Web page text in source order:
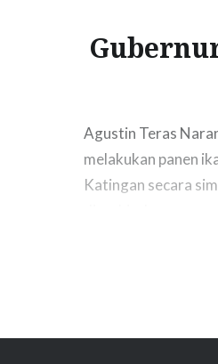
Agustin Teras
melakukan panen
Katingan secara
kepada produsen.
Ahmad Yantengli